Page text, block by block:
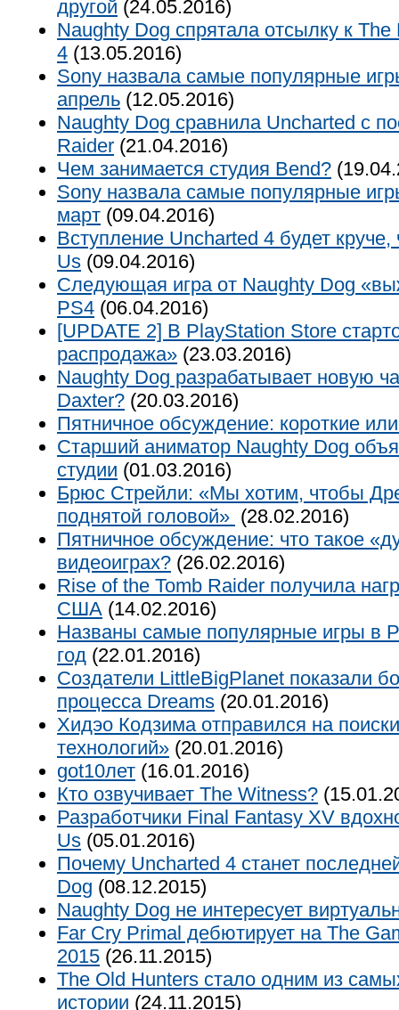
другой (24.05.2016)
Naughty Dog спрятала отсылку к
4 (13.05.2016)
Sony назвала самые популярные
апрель (12.05.2016)
Naughty Dog сравнила Uncharted с
Raider (21.04.2016)
Чем занимается студия Bend?
Sony назвала самые популярные
март (09.04.2016)
Вступление Uncharted 4 будет
Us (09.04.2016)
Следующая игра от Naughty Dog
PS4 (06.04.2016)
[UPDATE 2] В PlayStation Store
распродажа» (23.03.2016)
Naughty Dog разрабатывает новую
Daxter? (20.03.2016)
Пятничное обсуждение: короткие
Старший аниматор Naughty Dog
студии (01.03.2016)
Брюс Стрейли: «Мы хотим, чтобы
поднятой головой» (28.02.2016)
Пятничное обсуждение: что такое
видеоиграх? (26.02.2016)
Rise of the Tomb Raider получила
США (14.02.2016)
Названы самые популярные игры в
год (22.01.2016)
Создатели LittleBigPlanet показали
процесса Dreams (20.01.2016)
Хидэо Кодзима отправился на
технологий» (20.01.2016)
got10лет (16.01.2016)
Кто озвучивает The Witness?
Разработчики Final Fantasy XV
Us (05.01.2016)
Почему Uncharted 4 станет
Dog (08.12.2015)
Naughty Dog не интересует
Far Cry Primal дебютирует на The
2015 (26.11.2015)
The Old Hunters стало одним из
истории (24.11.2015)